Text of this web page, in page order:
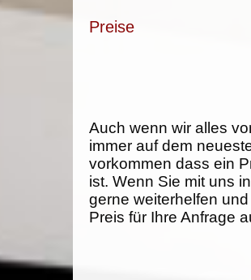
Preise
Auch wenn wir alles
immer auf dem
vorkommen dass ein
ist. Wenn Sie mit uns
gerne weiterhelfen
Preis für Ihre Anfrage